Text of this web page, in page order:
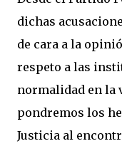
dichas
de cara a la
respeto a las
normalidad en la
pondremos los
Justicia al